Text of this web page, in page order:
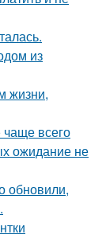
из
жизни,
чаще всего
ожидание не
обновили,